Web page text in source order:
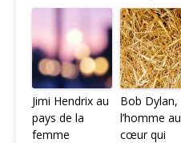
Jimi Hendrix au
pays de la
femme
Bob Dylan,
l’homme au
cœur qui